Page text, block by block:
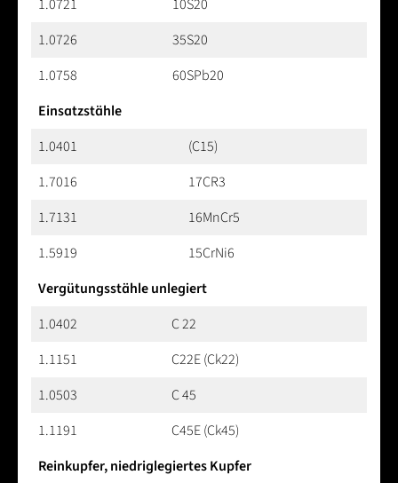
1.0721
10S20
1.0726
35S20
1.0758
60SPb20
Einsatzstähle
1.0401
(C15)
1.7016
17CR3
1.7131
16MnCr5
1.5919
15CrNi6
Vergütungsstähle unlegiert
1.0402
C 22
1.1151
C22E (Ck22)
1.0503
C 45
1.1191
C45E (Ck45)
Reinkupfer, niedriglegiertes Kupfer